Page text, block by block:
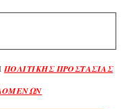
ΠΟΛΙΤΙΚΗΣ ΠΡΟΣΤΑΣΙΑΣ